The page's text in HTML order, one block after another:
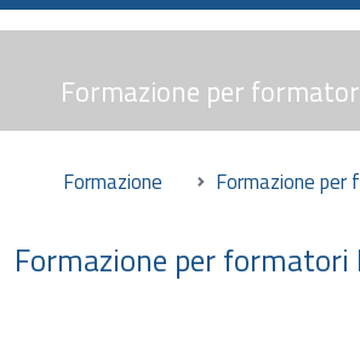
Formazione per
Formazione Formazione per
Formazione per formatori